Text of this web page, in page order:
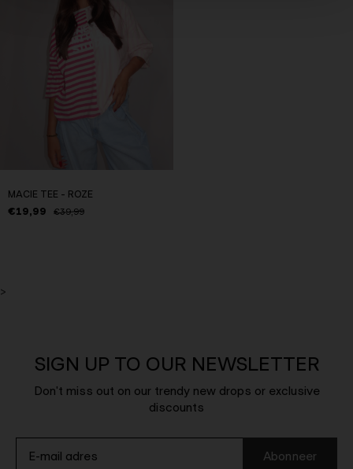
MACIE TEE - ROZE
€19,99
€39,99
>
SIGN UP TO OUR NEWSLETTER
Don't miss out on our trendy new drops or exclusive
discounts
Abonneer